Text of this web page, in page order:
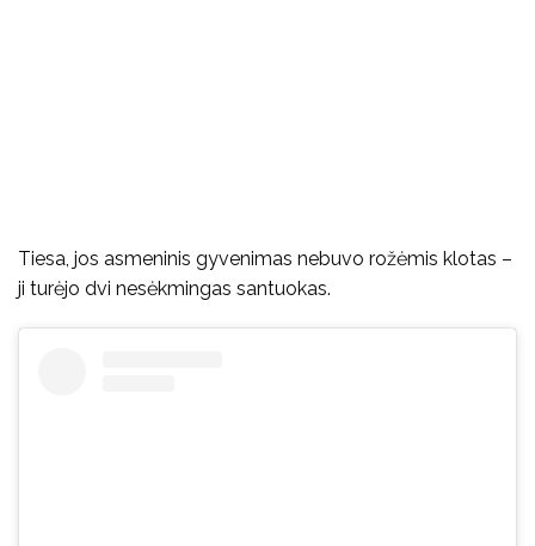
Tiesa, jos asmeninis gyvenimas nebuvo rožėmis klotas –
ji turėjo dvi nesėkmingas santuokas.